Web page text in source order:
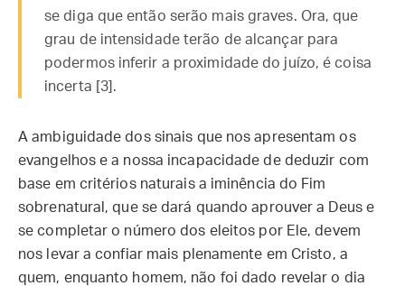
se diga que então serão mais graves. Ora, que
grau de intensidade terão de alcançar para
podermos inferir a proximidade do juízo, é coisa
incerta [3].
A ambiguidade dos sinais que nos apresentam os
evangelhos e a nossa incapacidade de deduzir com
base em critérios naturais a iminência do Fim
sobrenatural, que se dará quando aprouver a Deus e
se completar o número dos eleitos por Ele, devem
nos levar a confiar mais plenamente em Cristo, a
quem, enquanto homem, não foi dado revelar o dia